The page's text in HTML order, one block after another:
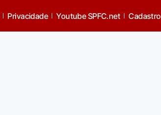
Privacidade Youtube SPFC.net Cadastro